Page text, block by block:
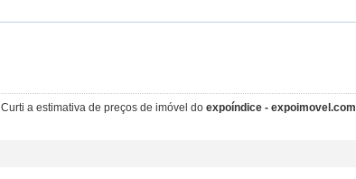
Curti a estimativa de preços de imóvel do expoíndice - expoimovel.com